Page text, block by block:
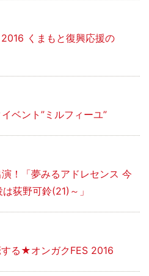
2016 くまもと復興応援の
ベント”ミルフィーユ”
演！「夢みるアドレセンス 今
荻野可鈴(21)～」
する★オンガクFES 2016